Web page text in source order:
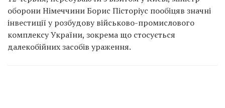
оборони Німеччини Борис Пісторіус пообіцяв значні
інвестиції у розбудову військово-промислового
комплексу України, зокрема що стосується
далекобійних засобів ураження.